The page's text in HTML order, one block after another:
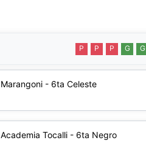
P P P G G
Marangoni - 6ta Celeste
Academia Tocalli - 6ta Negro